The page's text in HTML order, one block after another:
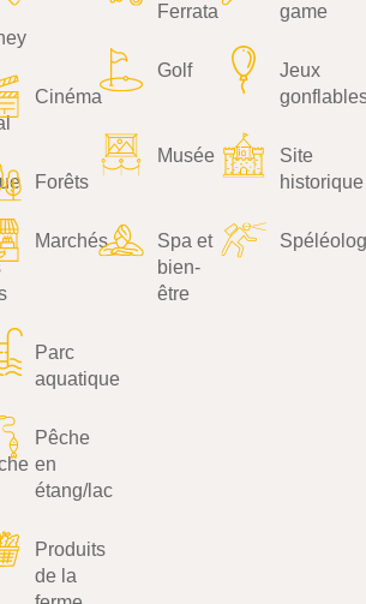
Cinéma
Forêts
Marchés
Parc
aquatique
Pêche
en
étang/lac
Produits
de la
Ferrata
game
Golf
Jeux
Musée
Site
historique
Spa et
bien-
être